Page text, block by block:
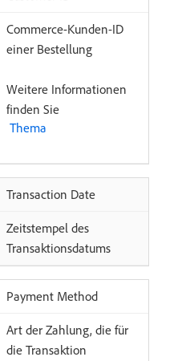
Commerce-Kunden-ID
einer Bestellung
Weitere Informationen
finden Sie
​ Thema ​
Transaction Date
Zeitstempel des
Transaktionsdatums
Payment Method
Art der Zahlung, die für
die Transaktion